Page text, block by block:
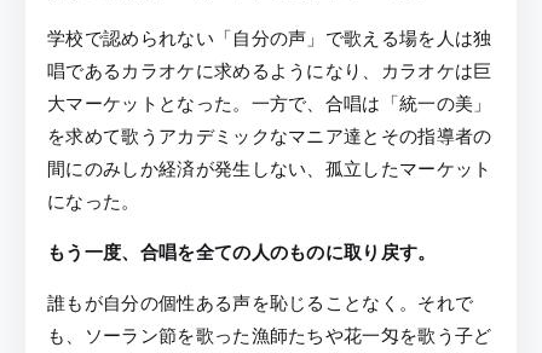
学校で認められない「自分の声」で歌える場を人は独
唱であるカラオケに求めるようになり、カラオケは巨
大マーケットとなった。一方で、合唱は「統一の美」
を求めて歌うアカデミックなマニア達とその指導者の
間にのみしか経済が発生しない、孤立したマーケット
になった。
もう一度、合唱を全ての人のものに取り戻す。
誰もが自分の個性ある声を恥じることなく。それで
も、ソーラン節を歌った漁師たちや花一匁を歌う子ど